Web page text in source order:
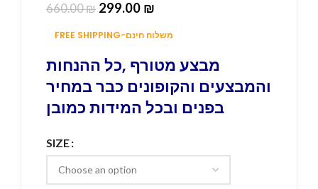
660.00₪ 299.00 ₪
FREE SHIPPING-משלוח חינם
מבצע מטורף ,כל ההנחות
והמבצעים והקופונים כבר במחיר
בפנים ובכל המידות כמובן
SIZE